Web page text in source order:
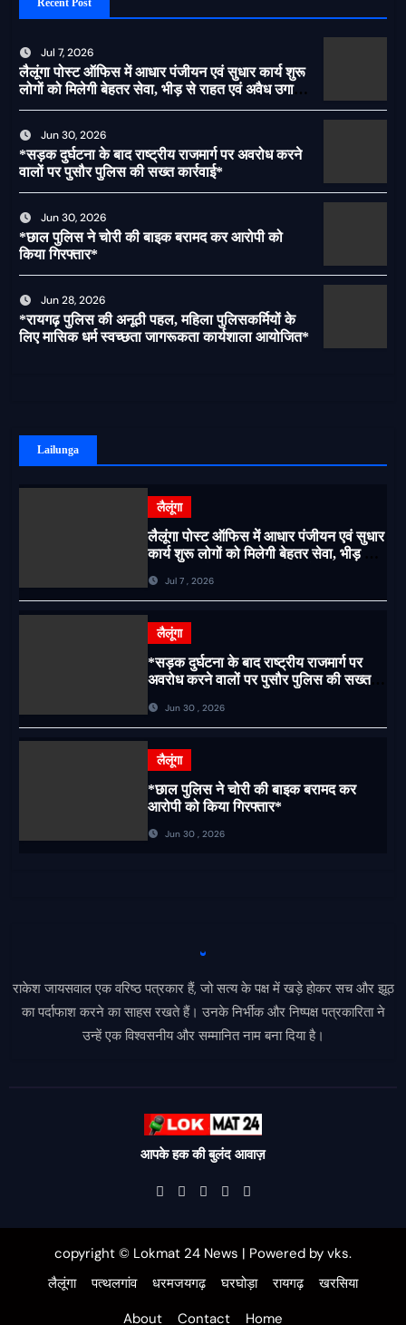
Recent Post
Jul 7, 2026
लैलूंगा पोस्ट ऑफिस में आधार पंजीयन एवं सुधार कार्य शुरू
लोगों को मिलेगी बेहतर सेवा, भीड़ से राहत एवं अवैध उगाही
पर लगेगी रोक
Jun 30, 2026
*सड़क दुर्घटना के बाद राष्ट्रीय राजमार्ग पर अवरोध करने
वालों पर पुसौर पुलिस की सख्त कार्रवाई*
Jun 30, 2026
*छाल पुलिस ने चोरी की बाइक बरामद कर आरोपी को
किया गिरफ्तार*
Jun 28, 2026
*रायगढ़ पुलिस की अनूठी पहल, महिला पुलिसकर्मियों के
लिए मासिक धर्म स्वच्छता जागरूकता कार्यशाला आयोजित*
Lailunga
लैलूंगा
लैलूंगा पोस्ट ऑफिस में आधार पंजीयन एवं सुधार
कार्य शुरू लोगों को मिलेगी बेहतर सेवा, भीड़ से
Jul 7 , 2026
लैलूंगा
*सड़क दुर्घटना के बाद राष्ट्रीय राजमार्ग पर
अवरोध करने वालों पर पुसौर पुलिस की सख्त
Jun 30 , 2026
लैलूंगा
*छाल पुलिस ने चोरी की बाइक बरामद कर
आरोपी को किया गिरफ्तार*
Jun 30 , 2026
राकेश जायसवाल एक वरिष्ठ पत्रकार हैं, जो सत्य के पक्ष में खड़े होकर सच और झूठ
का पर्दाफाश करने का साहस रखते हैं। उनके निर्भीक और निष्पक्ष पत्रकारिता ने
उन्हें एक विश्वसनीय और सम्मानित नाम बना दिया है।
आपके हक की बुलंद आवाज़
copyright © Lokmat 24 News | Powered by vks.
लैलूंगा
पत्थलगांव धरमजयगढ़ घरघोड़ा रायगढ़
खरसिया
About
Contact Home